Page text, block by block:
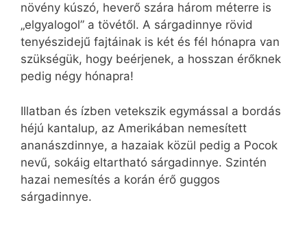
növény kúszó, heverő szára három méterre is
„elgyalogol” a tövétől. A sárgadinnye rövid
tenyészidejű fajtáinak is két és fél hónapra van
szükségük, hogy beérjenek, a hosszan érőknek
pedig négy hónapra!
Illatban és ízben vetekszik egymással a bordás
héjú kantalup, az Amerikában nemesített
ananászdinnye, a hazaiak közül pedig a Pocok
nevű, sokáig eltartható sárgadinnye. Szintén
hazai nemesítés a korán érő guggos
sárgadinnye.